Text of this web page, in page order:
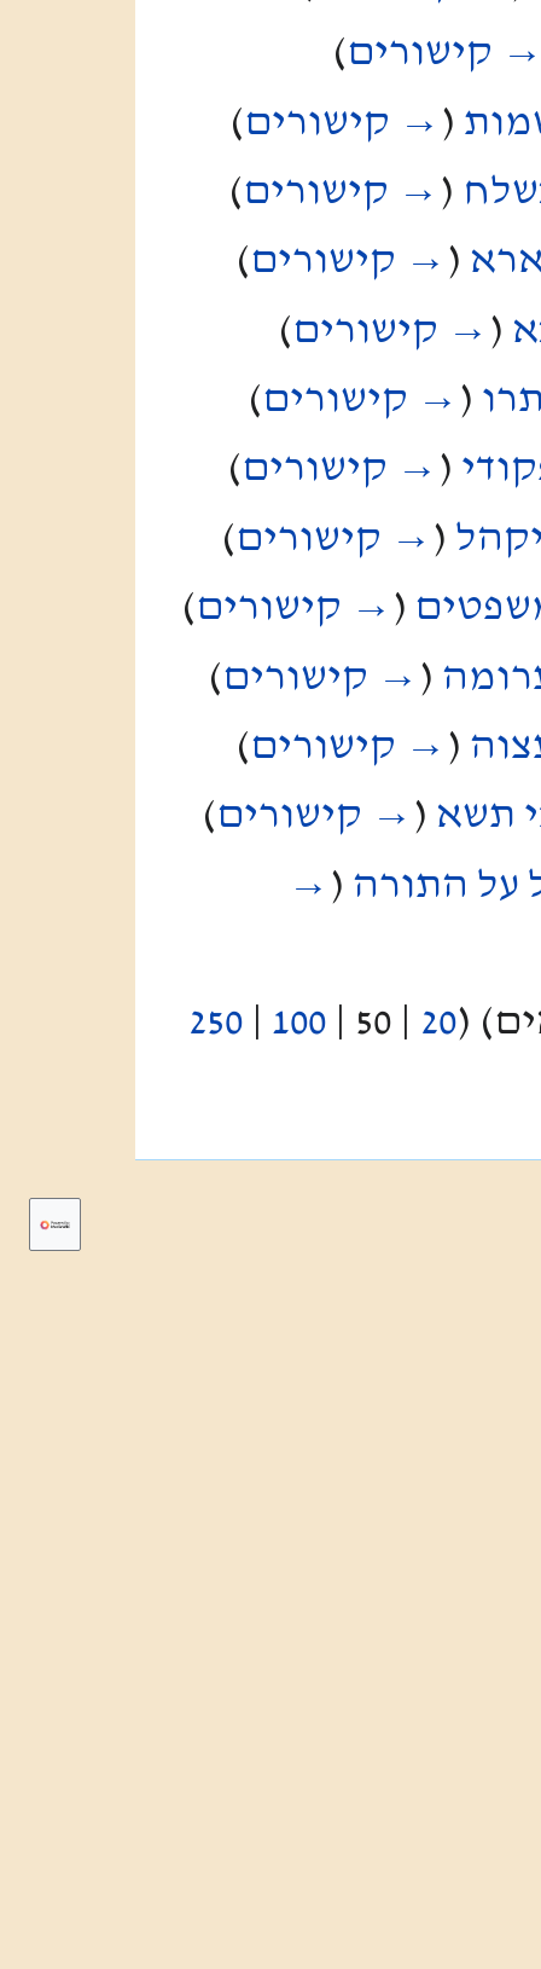
קישורים)
( → קישורים)
( → קישורים)
( → קישורים)
( → קישורים)
( → קישורים)
( → קישורים)
( → קישורים)
( → קישורים)
( → קישורים)
( → קישורים)
תשא ( → קישורים)
על התורה (
→
) (
20
|
50
|
100
|
250